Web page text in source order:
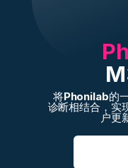
将Phonilab的
诊断相结合，实
户更